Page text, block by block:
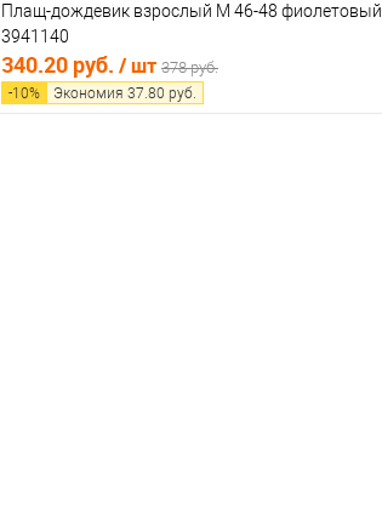
Плащ-дождевик взрослый M 46-48 фиолетовый
3941140
340.20 руб. / шт 378 руб.
-10% Экономия 37.80 руб.